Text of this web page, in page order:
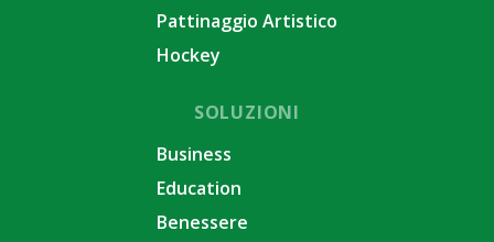
Pattinaggio Artistico
Hockey
SOLUZIONI
Business
Education
Benessere